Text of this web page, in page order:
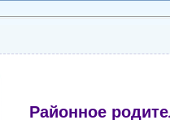
Районное